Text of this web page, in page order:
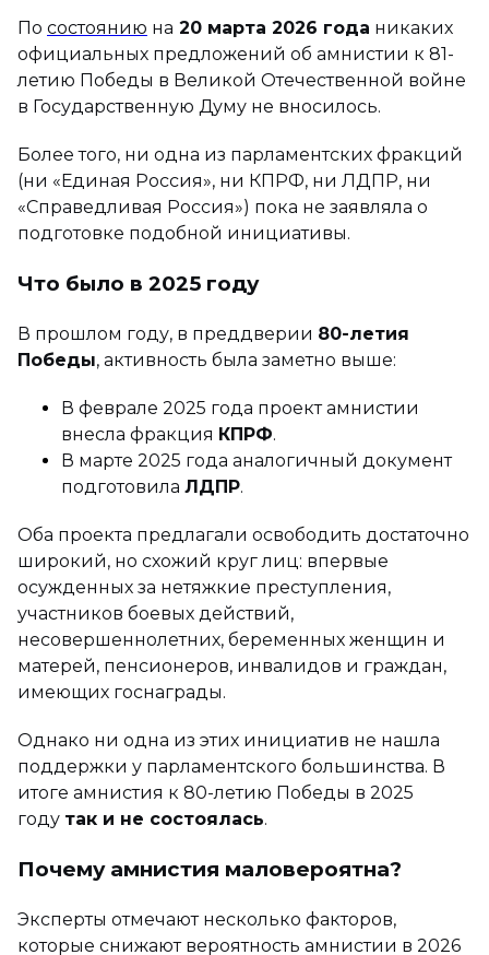
По состоянию на 20 марта 2026 года никаких
официальных предложений об амнистии к 81-
летию Победы в Великой Отечественной войне
в Государственную Думу не вносилось.
Более того, ни одна из парламентских фракций
(ни «Единая Россия», ни КПРФ, ни ЛДПР, ни
«Справедливая Россия») пока не заявляла о
подготовке подобной инициативы.
Что было в 2025 году
В прошлом году, в преддверии 80-летия
Победы, активность была заметно выше:
В феврале 2025 года проект амнистии
внесла фракция КПРФ.
В марте 2025 года аналогичный документ
подготовила ЛДПР.
Оба проекта предлагали освободить достаточно
широкий, но схожий круг лиц: впервые
осужденных за нетяжкие преступления,
участников боевых действий,
несовершеннолетних, беременных женщин и
матерей, пенсионеров, инвалидов и граждан,
имеющих госнаграды.
Однако ни одна из этих инициатив не нашла
поддержки у парламентского большинства. В
итоге амнистия к 80-летию Победы в 2025
году так и не состоялась.
Почему амнистия маловероятна?
Эксперты отмечают несколько факторов,
которые снижают вероятность амнистии в 2026